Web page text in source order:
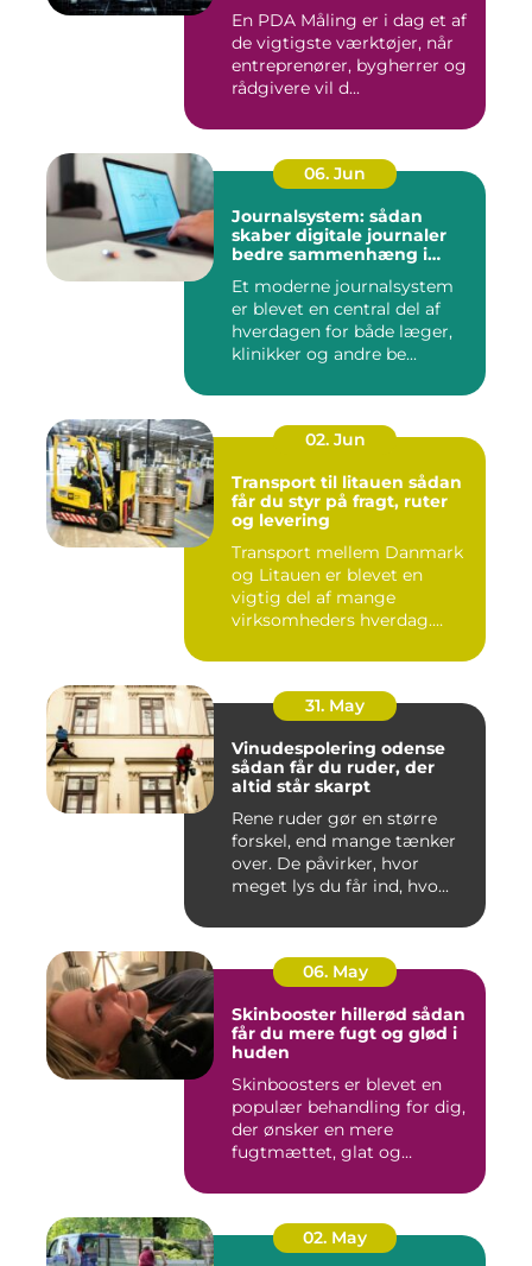
En PDA Måling er i dag et af
de vigtigste værktøjer, når
entreprenører, bygherrer og
rådgivere vil d...
06. Jun
Journalsystem: sådan
skaber digitale journaler
bedre sammenhæng i
Et moderne journalsystem
er blevet en central del af
hverdagen for både læger,
klinikker og andre be...
02. Jun
Transport til litauen sådan
får du styr på fragt, ruter
og levering
Transport mellem Danmark
og Litauen er blevet en
vigtig del af mange
virksomheders hverdag.
31. May
Vinudespolering odense
sådan får du ruder, der
altid står skarpt
Rene ruder gør en større
forskel, end mange tænker
over. De påvirker, hvor
meget lys du får ind, hvo...
06. May
Skinbooster hillerød sådan
får du mere fugt og glød i
huden
Skinboosters er blevet en
populær behandling for dig,
der ønsker en mere
fugtmættet, glat og
02. May